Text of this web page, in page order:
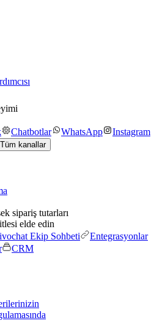
Chatbotlar WhatsApp
Instagram
Tüm kanallar
sipariş tutarları
elde edin
Ekip Sohbeti
Entegrasyonlar
CRM